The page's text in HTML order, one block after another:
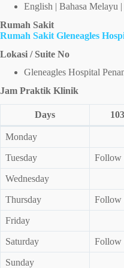
English | Bahasa Melayu
Rumah Sakit
Rumah Sakit Gleneagles
Lokasi / Suite No
Gleneagles Hospital
Jam Praktik Klinik
Days
Monday
Tuesday Follow
Wednesday
Thursday Follow
Friday
Saturday Follow
Sunday